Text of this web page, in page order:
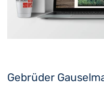
Gebrüder